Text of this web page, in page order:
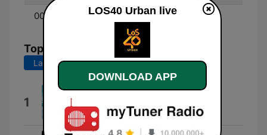
00:00 - 23:59 Fórmula La Ke Buena
Top Songs
Last 7 days Last 30 days
1 Omar Courtz
LOS40 Urban live
DOWNLOAD APP